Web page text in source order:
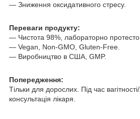
— Зниження оксидативного стресу.
Переваги продукту:
— Чистота 98%, лабораторно
— Vegan, Non‑GMO, Gluten‑Free.
— Виробництво в США, GMP.
Попередження:
Тільки для дорослих. Під час
консультація лікаря.